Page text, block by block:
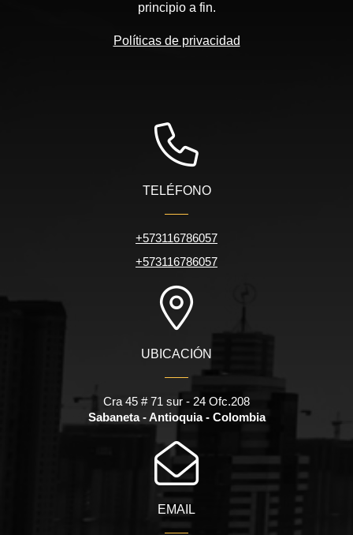
principio a fin.
Políticas de privacidad
TELÉFONO
+573116786057
+573116786057
UBICACIÓN
Cra 45 # 71 sur - 24 Ofc.208
Sabaneta - Antioquia - Colombia
EMAIL